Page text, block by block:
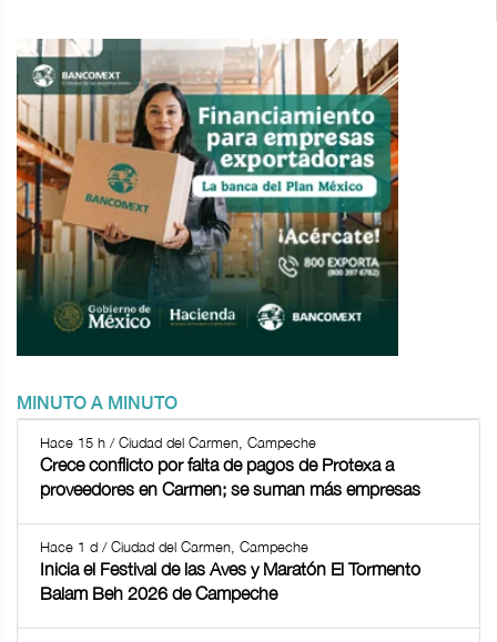
MINUTO A MINUTO
Hace 15 h / Ciudad del Carmen, Campeche
Crece conflicto por falta de pagos de Protexa a
proveedores en Carmen; se suman más empresas
Hace 1 d / Ciudad del Carmen, Campeche
Inicia el Festival de las Aves y Maratón El Tormento
Balam Beh 2026 de Campeche